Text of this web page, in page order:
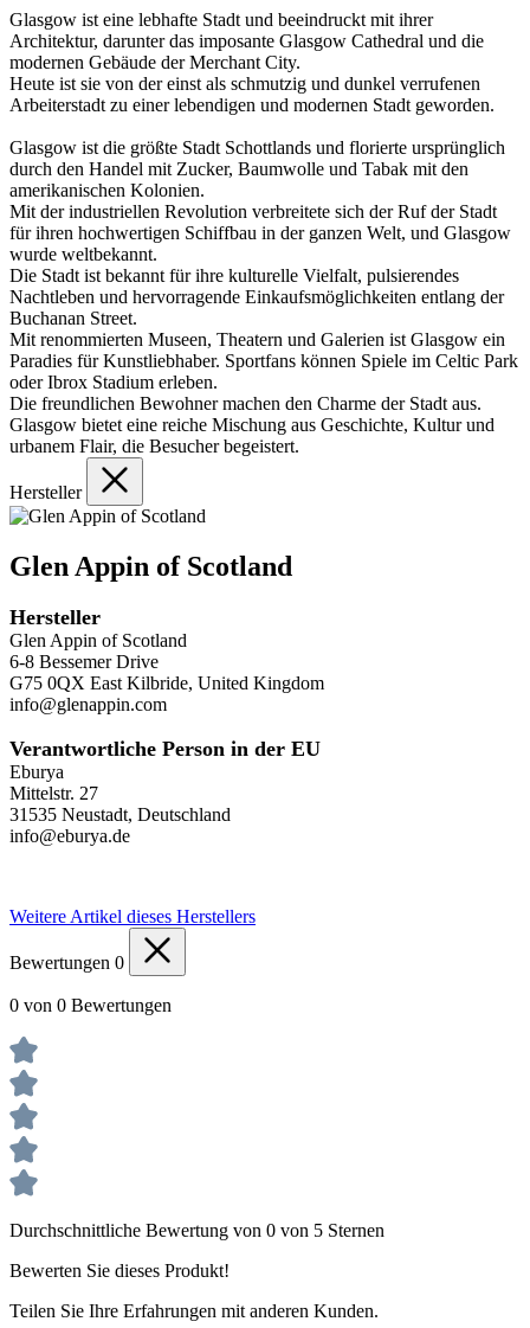
Glasgow ist eine lebhafte Stadt und beeindruckt mit ihrer
Architektur, darunter das imposante Glasgow Cathedral und die
modernen Gebäude der Merchant City.
Heute ist sie von der einst als schmutzig und dunkel verrufenen
Arbeiterstadt zu einer lebendigen und modernen Stadt geworden.
Glasgow ist die größte Stadt Schottlands und florierte ursprünglich
durch den Handel mit Zucker, Baumwolle und Tabak mit den
amerikanischen Kolonien.
Mit der industriellen Revolution verbreitete sich der Ruf der Stadt
für ihren hochwertigen Schiffbau in der ganzen Welt, und Glasgow
wurde weltbekannt.
Die Stadt ist bekannt für ihre kulturelle Vielfalt, pulsierendes
Nachtleben und hervorragende Einkaufsmöglichkeiten entlang der
Buchanan Street.
Mit renommierten Museen, Theatern und Galerien ist Glasgow ein
Paradies für Kunstliebhaber. Sportfans können Spiele im Celtic Park
oder Ibrox Stadium erleben.
Die freundlichen Bewohner machen den Charme der Stadt aus.
Glasgow bietet eine reiche Mischung aus Geschichte, Kultur und
urbanem Flair, die Besucher begeistert.
Hersteller
Glen Appin of Scotland
Hersteller
Glen Appin of Scotland
6-8 Bessemer Drive
G75 0QX East Kilbride, United Kingdom
info@glenappin.com
Verantwortliche Person in der EU
Eburya
Mittelstr. 27
31535 Neustadt, Deutschland
info@eburya.de
Weitere Artikel dieses Herstellers
Bewertungen 0
0 von 0 Bewertungen
Durchschnittliche Bewertung von 0 von 5 Sternen
Bewerten Sie dieses Produkt!
Teilen Sie Ihre Erfahrungen mit anderen Kunden.